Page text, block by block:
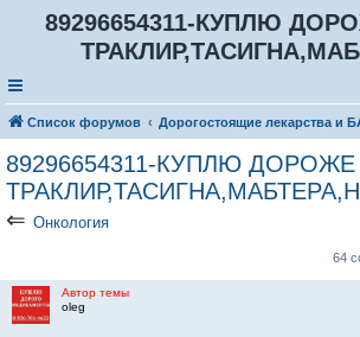
89296654311-КУПЛЮ
Список форумов Дорогостоящие лекарства и
89296654311-КУПЛЮ
⇐ Онкология
64
Автор темы
oleg